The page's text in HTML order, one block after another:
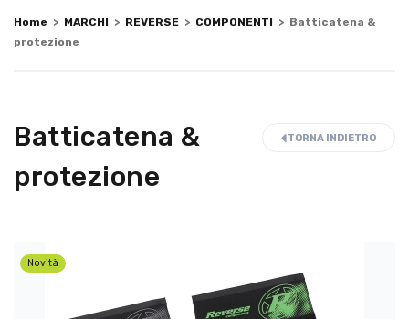
Home > MARCHI > REVERSE > COMPONENTI > Batticatena &
protezione
Batticatena &
protezione
TORNA INDIETRO
Novità